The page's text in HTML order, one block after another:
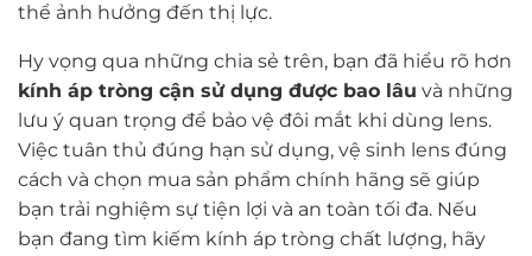
thể ảnh hưởng đến thị lực.
Hy vọng qua những chia sẻ trên, bạn đã hiểu rõ hơn
kính áp tròng cận sử dụng được bao lâu và những
lưu ý quan trọng để bảo vệ đôi mắt khi dùng lens.
Việc tuân thủ đúng hạn sử dụng, vệ sinh lens đúng
cách và chọn mua sản phẩm chính hãng sẽ giúp
bạn trải nghiệm sự tiện lợi và an toàn tối đa. Nếu
bạn đang tìm kiếm kính áp tròng chất lượng, hãy